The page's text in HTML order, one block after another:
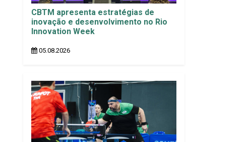
CBTM apresenta estratégias de
inovação e desenvolvimento no Rio
Innovation Week
05.08.2026